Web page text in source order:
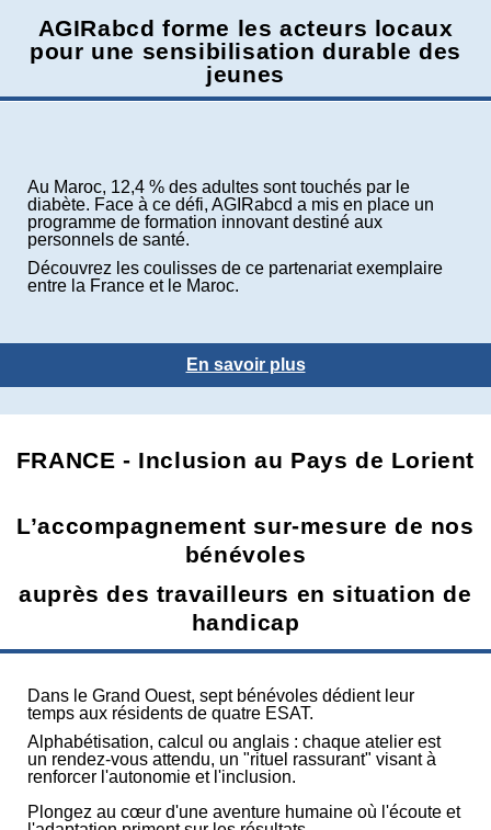
AGIRabcd forme les acteurs locaux
pour une sensibilisation durable des
jeunes
Au Maroc, 12,4 % des adultes sont touchés par le
diabète. Face à ce défi, AGIRabcd a mis en place un
programme de formation innovant destiné aux
personnels de santé.
Découvrez les coulisses de ce partenariat exemplaire
entre la France et le Maroc.
En savoir plus
FRANCE - Inclusion au Pays de Lorient
L’accompagnement sur-mesure de nos
bénévoles
auprès des travailleurs en situation de
handicap
Dans le Grand Ouest, sept bénévoles dédient leur
temps aux résidents de quatre ESAT.
Alphabétisation, calcul ou anglais : chaque atelier est
un rendez-vous attendu, un "rituel rassurant" visant à
renforcer l'autonomie et l'inclusion.
Plongez au cœur d'une aventure humaine où l'écoute et